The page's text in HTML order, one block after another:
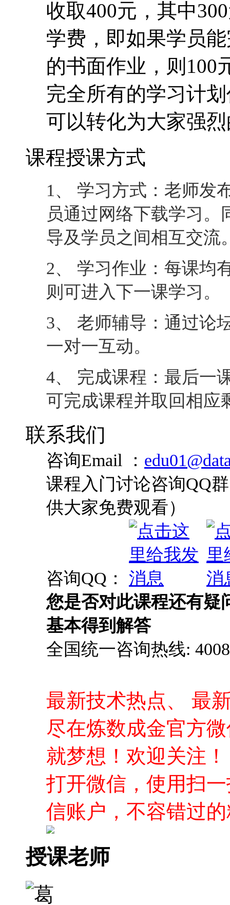
收取400元，其中
学费，即如果学员
的书面作业，则100
完全所有的学习计
可以转化为大家强
课程授课方式
1、 学习方式：老师发
员通过网络下载学习
导及学员之间相互交流
2、 学习作业：每课均
则可进入下一课学习。
3、 老师辅导：通过论
一对一互动。
4、 完成课程：最后一
可完成课程并取回相应
联系我们
咨询Email ：
课程入门讨论咨询QQ
供大家免费观看）
咨询QQ：
您是否对此课程还有疑
基本得到解答
全国统一咨询热线:
最新技术热点、 最
尽在炼数成金官方
就梦想！欢迎关注！
打开微信，使用扫
信账户，不容错过
授课老师